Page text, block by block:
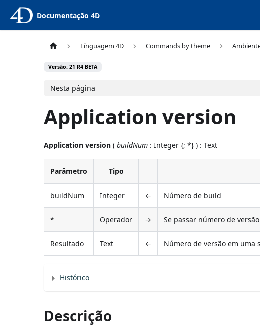
Documentação 4D
Línguagem 4D Commands by theme
Versão: 21 R4 BETA
Nesta página
Application version
Application version (buildNum : Integer {; *} ) : Text
Parâmetro Tipo
buildNum Integer ← Número de build
* Operador → Se passar número de
Resultado Text ← Número de versão em uma
Histórico
Descrição